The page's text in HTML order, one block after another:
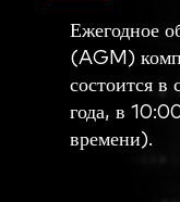
Ежегодное
(AGM)
состоится в
года, в
времени).